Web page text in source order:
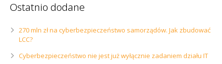
Ostatnio dodane
270 mln zł na cyberbezpieczeństwo samorządów. Jak zbudować
LCC?
Cyberbezpieczeństwo nie jest już wyłącznie zadaniem działu IT